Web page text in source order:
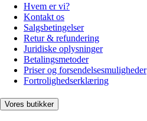
Hvem er vi?
Kontakt os
Salgsbetingelser
Retur & refundering
Juridiske oplysninger
Betalingsmetoder
Priser og forsendelsesmuligheder
Fortrolighedserklæring
Vores butikker